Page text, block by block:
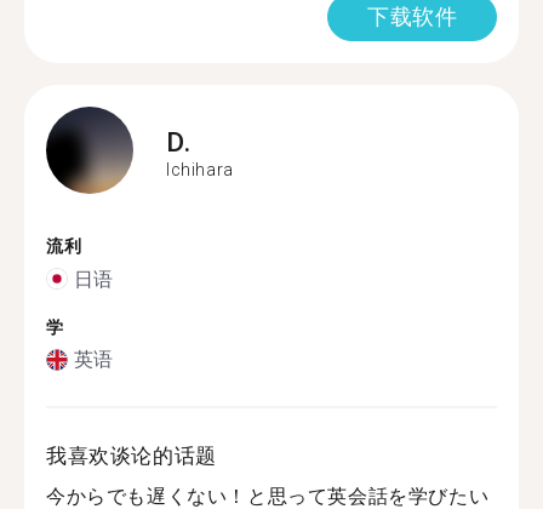
下载软件
D.
Ichihara
流利
日语
学
英语
我喜欢谈论的话题
今からでも遅くない！と思って英会話を学びたい